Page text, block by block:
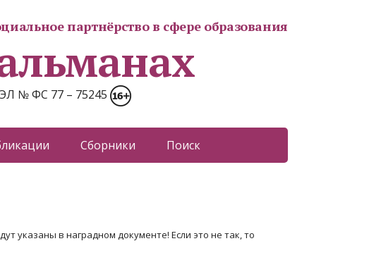
партнёрство в сфере образования
№ ФС 77 – 75245
Сборники Поиск
указаны в наградном документе! Если это не так, то